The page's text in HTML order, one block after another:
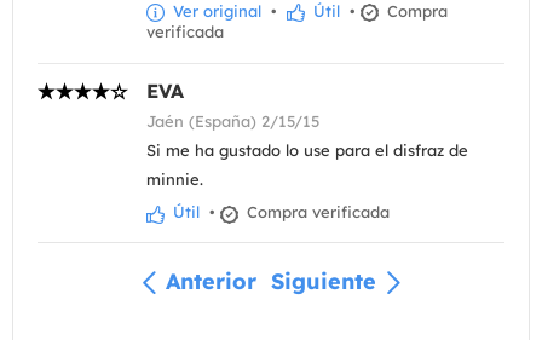
Ver original • Útil •
Compra
verificada
EVA
Jaén (España) 2/15/15
Si me ha gustado lo use para el disfraz de
minnie.
Útil • Compra verificada
Anterior Siguiente